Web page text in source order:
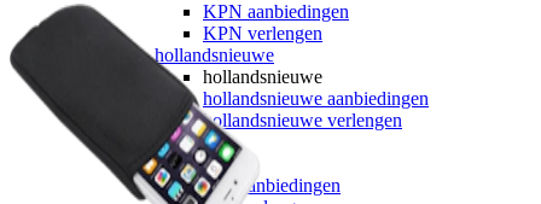
KPN aanbiedingen
KPN verlengen
hollandsnieuwe
hollandsnieuwe
hollandsnieuwe aanbiedingen
hollandsnieuwe verlengen
Ben
Ben
Ben aanbiedingen